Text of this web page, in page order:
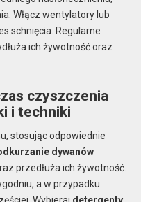
Włącz wentylatory lub
schnięcia. Regularne
ich żywotność oraz
czyszczenia
i techniki
stosując odpowiednie
dywanów
przedłuża ich żywotność.
a w przypadku
Wybieraj detergenty